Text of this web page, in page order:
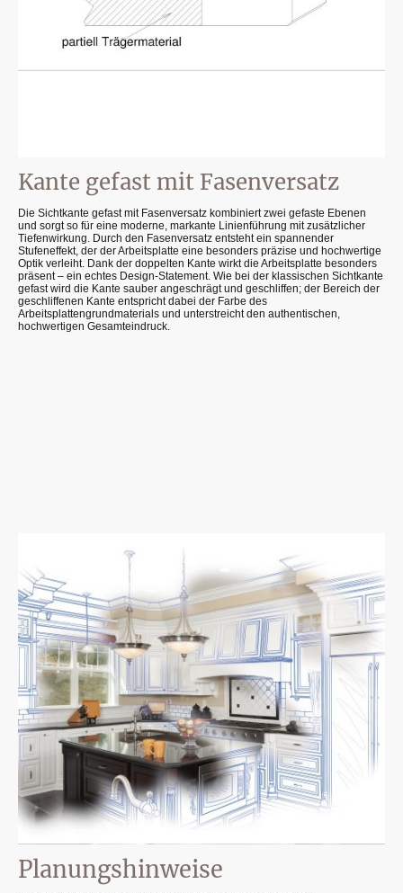
Kante gefast mit Fasenversatz
Die Sichtkante gefast mit Fasenversatz kombiniert zwei gefaste Ebenen
und sorgt so für eine moderne, markante Linienführung mit zusätzlicher
Tiefenwirkung. Durch den Fasenversatz entsteht ein spannender
Stufeneffekt, der der Arbeitsplatte eine besonders präzise und hochwertige
Optik verleiht. Dank der doppelten Kante wirkt die Arbeitsplatte besonders
präsent – ein echtes Design-Statement. Wie bei der klassischen Sichtkante
gefast wird die Kante sauber angeschrägt und geschliffen; der Bereich der
geschliffenen Kante entspricht dabei der Farbe des
Arbeitsplattengrundmaterials und unterstreicht den authentischen,
hochwertigen Gesamteindruck.
Planungshinweise